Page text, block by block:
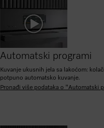
Automatski programi
Kuvanje ukusnih jela sa lakoćom:
potpuno automatsko kuvanje.
Pronađi više podataka o "Automatski